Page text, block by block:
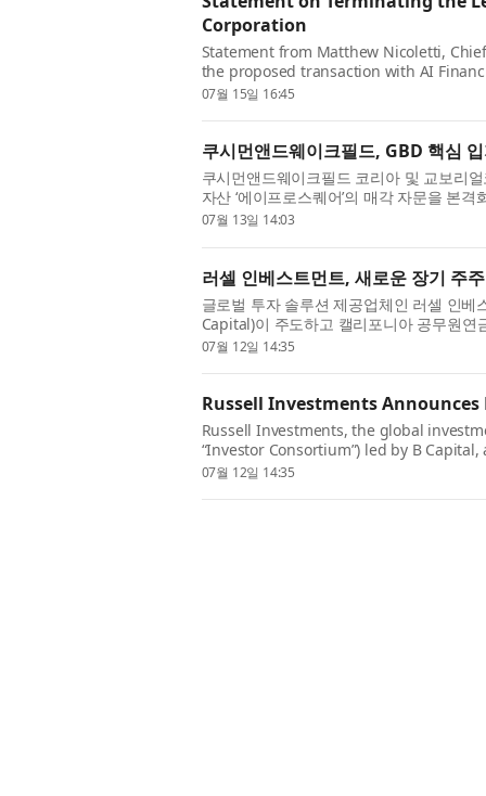
Corporation
Statement from Matthew Nicoletti,
the proposed transaction with AI
further pursue the acquisitio...
07월 15일 16:45
쿠시먼앤드웨이크필드, GBD 핵심
쿠시먼앤드웨이크필드 코리아 및 교보리
자산 ‘에이프로스퀘어’의 매각 자문을 본
피스 자산으로, 안정적...
07월 13일 14:03
러셀 인베스트먼트, 새로운 장기 주
글로벌 투자 솔루션 제공업체인 러셀 인
Capital)이 주도하고 캘리포니아 공무원
07월 12일 14:35
Russell Investments Announces
Russell Investments, the global
“Investor Consortium”) led by B
07월 12일 14:35